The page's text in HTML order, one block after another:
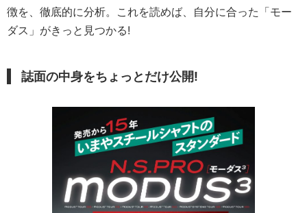
徴を、徹底的に分析。これを読めば、自分に合った「モー
ダス」がきっと見つかる!
誌面の中身をちょっとだけ公開!